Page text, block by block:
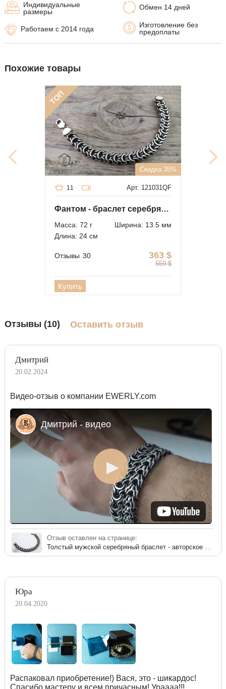
Обмен 14 дней
Изготовление без
предоплаты
Индивидуальные
размеры
Работаем с 2014 года
Похожие товары
ТОП
Скидка 35%
Арт. 121031QF
11
Фантом - браслет серебряный массивный
Масса: 72 г
Ширина: 13.5 мм
Длина: 24 см
363 $
559 $
Отзывы 30
Купить
Отзывы (10) Оставить отзыв
Дмитрий
20.02.2024
Видео-отзыв о компании EWERLY.com
Дмитрий - видео
Отзыв оставлен на странице:
Юра
20.04.2020
Распаковал приобретение!) Вася, это - шикардос!
Спасибо мастеру и всем причасным! Ураааа!!!